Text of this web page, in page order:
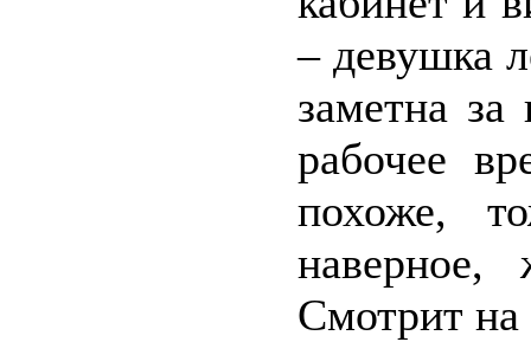
– девушка
заметна
рабочее
похоже,
Смотрит на